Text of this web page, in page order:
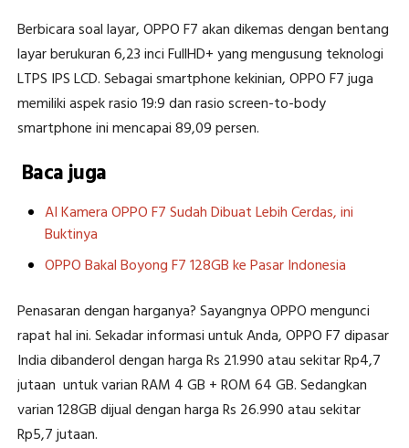
Berbicara soal layar, OPPO F7 akan dikemas dengan bentang
layar berukuran 6,23 inci FullHD+ yang mengusung teknologi
LTPS IPS LCD. Sebagai smartphone kekinian, OPPO F7 juga
memiliki aspek rasio 19:9 dan rasio screen-to-body
smartphone ini mencapai 89,09 persen.
Baca juga
AI Kamera OPPO F7 Sudah Dibuat Lebih Cerdas, ini
Buktinya
OPPO Bakal Boyong F7 128GB ke Pasar Indonesia
Penasaran dengan harganya? Sayangnya OPPO mengunci
rapat hal ini. Sekadar informasi untuk Anda, OPPO F7 dipasar
India dibanderol dengan harga Rs 21.990 atau sekitar Rp4,7
jutaan untuk varian RAM 4 GB + ROM 64 GB. Sedangkan
varian 128GB dijual dengan harga Rs 26.990 atau sekitar
Rp5,7 jutaan.